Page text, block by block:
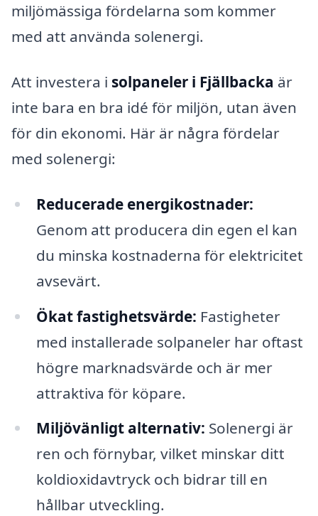
miljömässiga fördelarna som kommer
med att använda solenergi.
Att investera i solpaneler i Fjällbacka är
inte bara en bra idé för miljön, utan även
för din ekonomi. Här är några fördelar
med solenergi:
Reducerade energikostnader:
Genom att producera din egen el kan
du minska kostnaderna för elektricitet
avsevärt.
Ökat fastighetsvärde: Fastigheter
med installerade solpaneler har oftast
högre marknadsvärde och är mer
attraktiva för köpare.
Miljövänligt alternativ: Solenergi är
ren och förnybar, vilket minskar ditt
koldioxidavtryck och bidrar till en
hållbar utveckling.